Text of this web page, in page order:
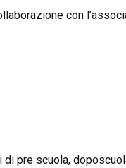
con
pre scuola,